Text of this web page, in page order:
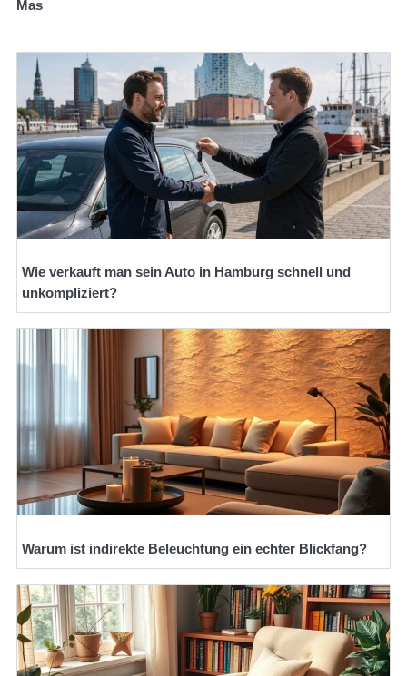
Mas
Wie verkauft man sein Auto in Hamburg schnell und
unkompliziert?
Warum ist indirekte Beleuchtung ein echter Blickfang?